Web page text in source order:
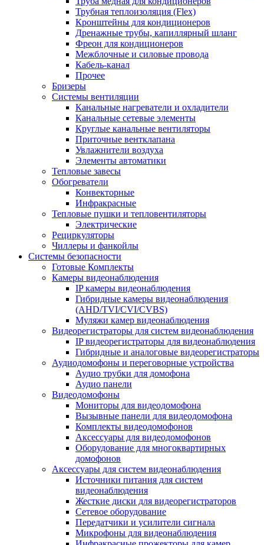
Трубная теплоизоляция (Flex)
Кронштейны для кондиционеров
Дренажные трубы, капиллярный шланг
Фреон для кондиционеров
Межблочные и силовые провода
Кабель-канал
Прочее
Бризеры
Системы вентиляции
Канальные нагреватели и охладители
Канальные сетевые элементы
Круглые канальные вентиляторы
Приточные вентклапана
Увлажнители воздуха
Элементы автоматики
Тепловые завесы
Обогреватели
Конвекторные
Инфракрасные
Тепловые пушки и тепловентиляторы
Электрические
Рециркуляторы
Чиллеры и фанкойлы
Системы безопасности
Готовые Комплекты
Камеры видеонаблюдения
IP камеры видеонаблюдения
Гибридные камеры видеонаблюдения
(AHD/TVI/CVI/CVBS)
Муляжи камер видеонаблюдения
Видеорегистраторы для систем видеонаблюдения
IP видеорегистраторы для видеонаблюдения
Гибридные и аналоговые видеорегистраторы
Аудиодомофоны и переговорные устройства
Аудио трубки для домофона
Аудио панели
Видеодомофоны
Мониторы для видеодомофона
Вызывные панели для видеодомофона
Комплекты видеодомофонов
Аксессуары для видеодомофонов
Оборудование для многоквартирных
домофонов
Аксессуары для систем видеонаблюдения
Источники питания для систем
видеонаблюдения
Жесткие диски для видеорегистраторов
Сетевое оборудование
Передатчики и усилители сигнала
Микрофоны для видеонаблюдения